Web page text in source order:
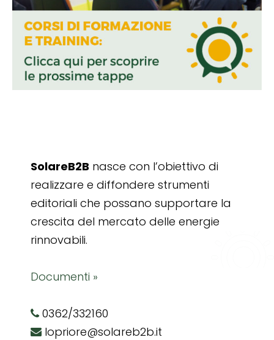
SolareB2B nasce con l’obiettivo di
realizzare e diffondere strumenti
editoriali che possano supportare la
crescita del mercato delle energie
rinnovabili.
Documenti »
0362/332160
lopriore@solareb2b.it